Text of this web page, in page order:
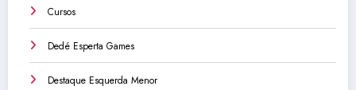
Cursos
Dedé Esperta Games
Destaque Esquerda Menor